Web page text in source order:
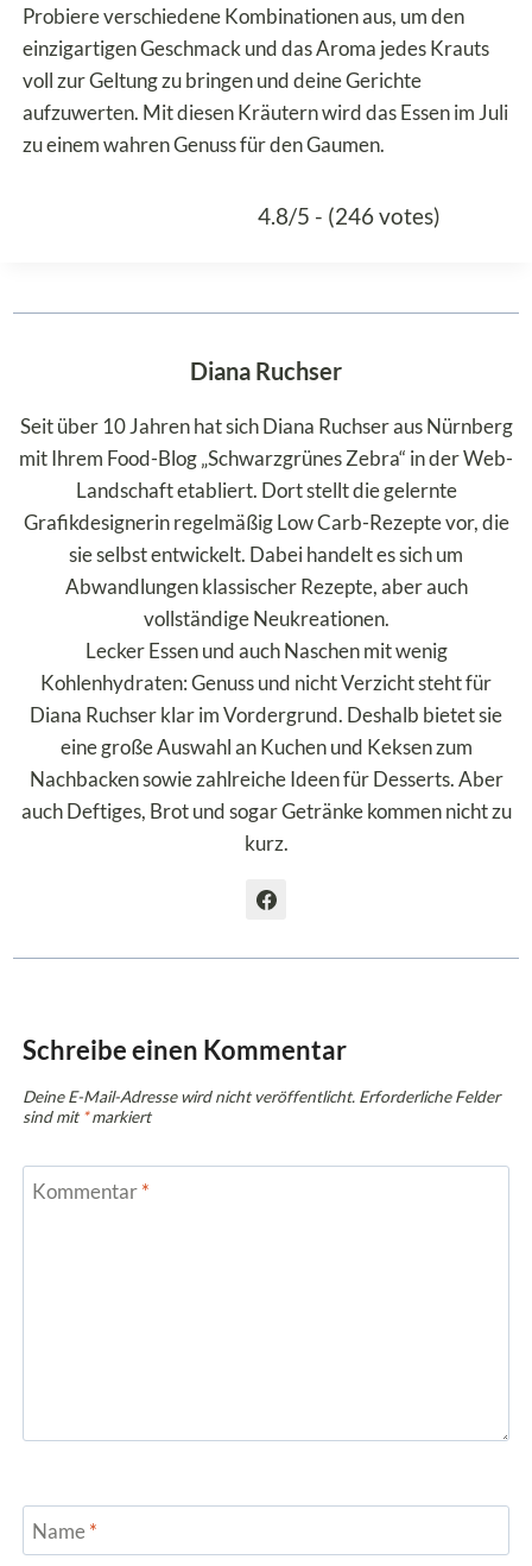
Probiere verschiedene Kombinationen aus, um den
einzigartigen Geschmack und das Aroma jedes Krauts
voll zur Geltung zu bringen und deine Gerichte
aufzuwerten. Mit diesen Kräutern wird das Essen im Juli
zu einem wahren Genuss für den Gaumen.
4.8/5 - (246 votes)
Diana Ruchser
Seit über 10 Jahren hat sich Diana Ruchser aus Nürnberg
mit Ihrem Food-Blog „Schwarzgrünes Zebra“ in der Web-
Landschaft etabliert. Dort stellt die gelernte
Grafikdesignerin regelmäßig Low Carb-Rezepte vor, die
sie selbst entwickelt. Dabei handelt es sich um
Abwandlungen klassischer Rezepte, aber auch
vollständige Neukreationen.
Lecker Essen und auch Naschen mit wenig
Kohlenhydraten: Genuss und nicht Verzicht steht für
Diana Ruchser klar im Vordergrund. Deshalb bietet sie
eine große Auswahl an Kuchen und Keksen zum
Nachbacken sowie zahlreiche Ideen für Desserts. Aber
auch Deftiges, Brot und sogar Getränke kommen nicht zu
kurz.
Schreibe einen Kommentar
Deine E-Mail-Adresse wird nicht veröffentlicht. Erforderliche Felder
sind mit*markiert
Kommentar*
Name*